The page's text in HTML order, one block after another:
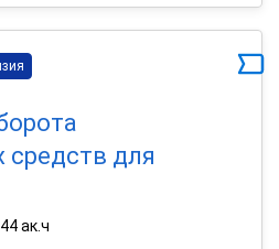
средств для
ак.ч